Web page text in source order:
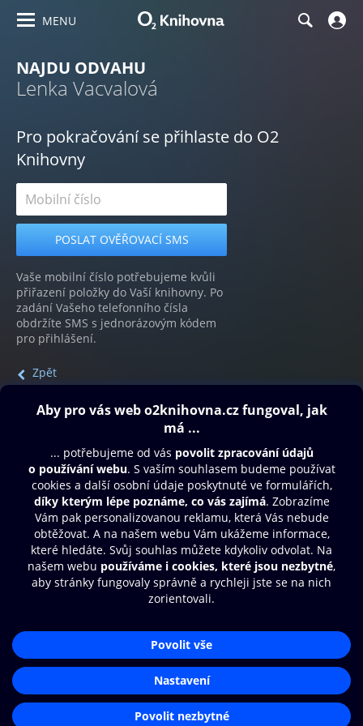
MENU
NAJDU ODVAHU
Lenka Vacvalová
Pro pokračování se přihlaste do O2
Knihovny
Vaše mobilní číslo potřebujeme kvůli
přiřazení položky do Vaší knihovny. Po
zadání Vašeho telefonního čísla
obdržíte SMS s jednorázovým kódem
pro přihlášení.
Zpět
Obsah ke stažení
Moje O2 Knihovna
Další zábava
© O2 Czech Republic a.s.
Přístupnost
Zásady zpracování osobních údajů
Nastavení cookies
Aplikace O2 Knihovna
Čti a poslouchej své e-knihy a
audioknihy rychleji a pohodlněji.